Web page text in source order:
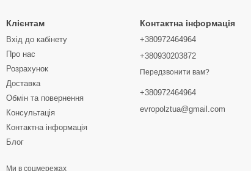
Клієнтам
Вхід до кабінету
Про нас
Розрахунок
Доставка
Обмін та повернення
Консультація
Контактна інформація
Блог
Ми в соцмережах
Контактна інформація
+380972464964
+380930203872
Передзвонити вам?
+380972464964
evropolztua@gmail.com